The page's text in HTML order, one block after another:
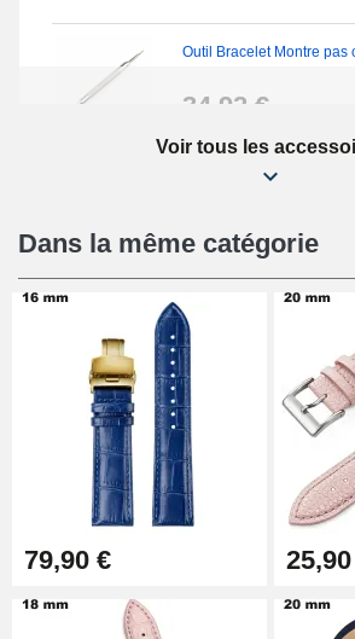
Outil Bracelet Montre pas
34,92 €
Kit Réparation Montre
16,90 €
Pied à Coulisse Numérique
9,90 €
Pince à Poinçonner
57,42 €
Pince Trou pour Bracelet
Voir tous les
Dans la même catégorie
79,90 €